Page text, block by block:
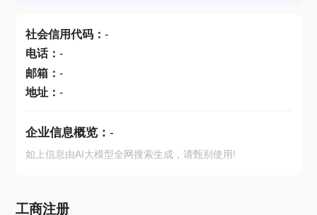
社会信用代码： -
电话： -
邮箱： -
地址： -
企业信息概览： -
如上信息由AI大模型全网搜索生成，请甄别使用!
工商注册